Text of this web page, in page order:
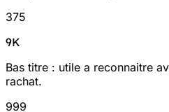
375
9K
Bas titre : utile a reconnaitre
rachat.
999